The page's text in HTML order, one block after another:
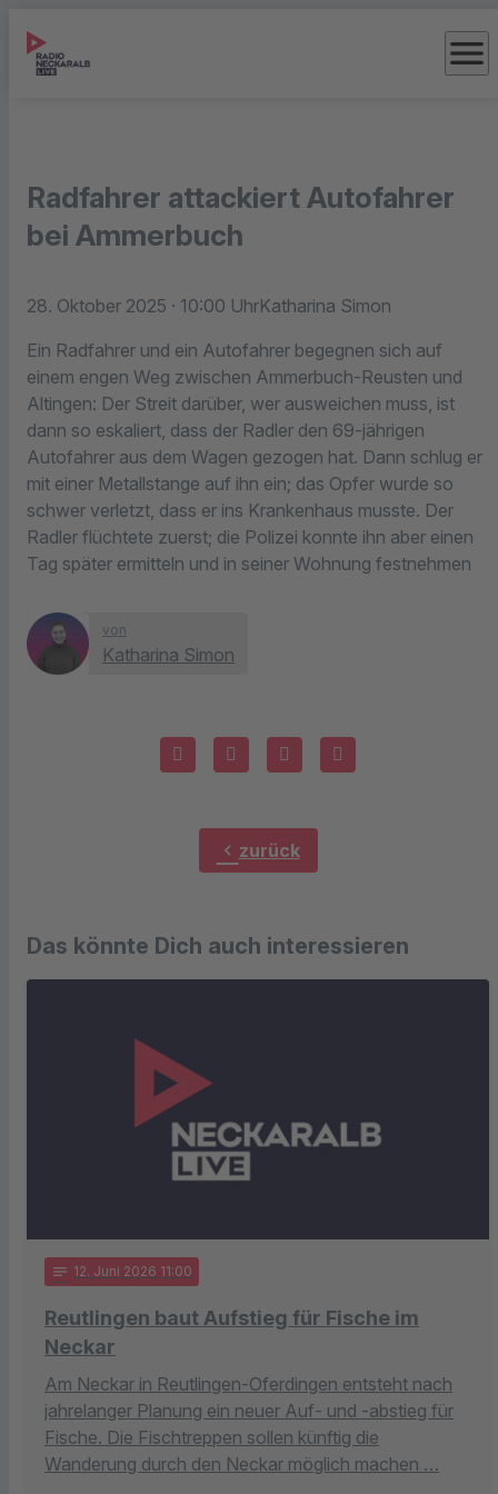
menu
Radfahrer attackiert Autofahrer
bei Ammerbuch
28. Oktober 2025 · 10:00 UhrKatharina Simon
Ein Radfahrer und ein Autofahrer begegnen sich auf
einem engen Weg zwischen Ammerbuch-Reusten und
Altingen: Der Streit darüber, wer ausweichen muss, ist
dann so eskaliert, dass der Radler den 69-jährigen
Autofahrer aus dem Wagen gezogen hat. Dann schlug er
mit einer Metallstange auf ihn ein; das Opfer wurde so
schwer verletzt, dass er ins Krankenhaus musste. Der
Radler flüchtete zuerst; die Polizei konnte ihn aber einen
Tag später ermitteln und in seiner Wohnung festnehmen
von
Katharina Simon
chevron_left zurück
Das könnte Dich auch interessieren
notes 12. Juni 2026 11:00
Reutlingen baut Aufstieg für Fische im
Neckar
Am Neckar in Reutlingen-Oferdingen entsteht nach
jahrelanger Planung ein neuer Auf- und -abstieg für
Fische. Die Fischtreppen sollen künftig die
Wanderung durch den Neckar möglich machen …